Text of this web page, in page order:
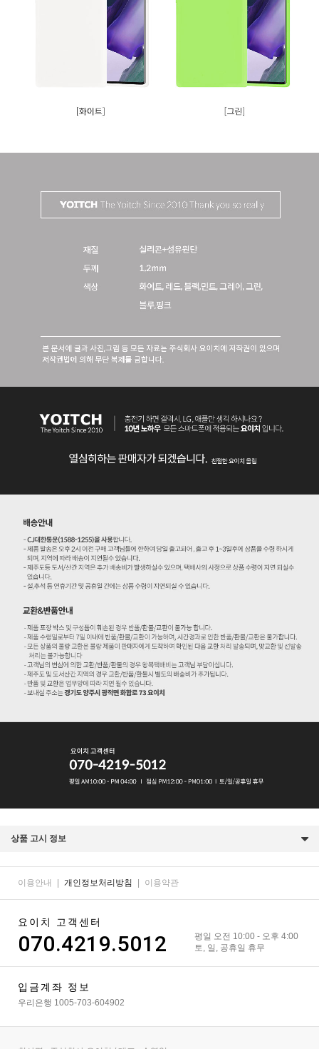
상품 고시 정보
이용안내 개인정보처리방침 이용약관
요이치 고객센터
070.4219.5012
평일 오전 10:00 - 오후 4:00
토, 일, 공휴일 휴무
입금계좌 정보
우리은행 1005-703-604902